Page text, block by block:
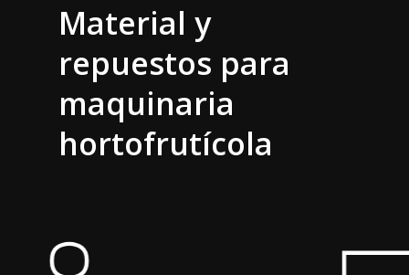
Material y
repuestos para
maquinaria
hortofrutícola